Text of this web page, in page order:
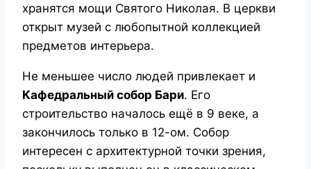
хранятся мощи Святого Николая. В церкви
открыт музей с любопытной коллекцией
предметов интерьера.
Не меньшее число людей привлекает и
Кафедральный собор Бари. Его
строительство началось ещё в 9 веке, а
закончилось только в 12-ом. Собор
интересен с архитектурной точки зрения,